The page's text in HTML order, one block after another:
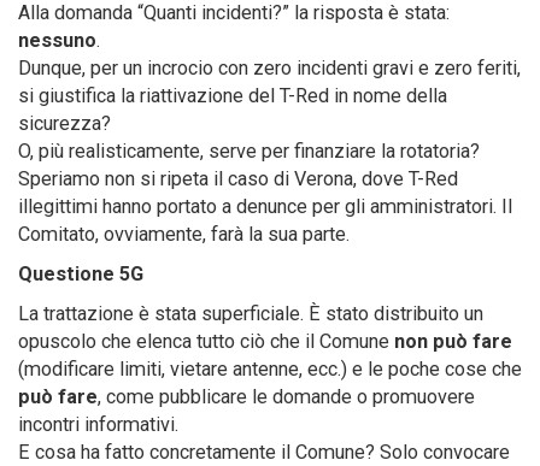
Alla domanda “Quanti incidenti?” la risposta è stata:
nessuno.
Dunque, per un incrocio con zero incidenti gravi e zero feriti,
si giustifica la riattivazione del T-Red in nome della
sicurezza?
O, più realisticamente, serve per finanziare la rotatoria?
Speriamo non si ripeta il caso di Verona, dove T-Red
illegittimi hanno portato a denunce per gli amministratori. Il
Comitato, ovviamente, farà la sua parte.
Questione 5G
La trattazione è stata superficiale. È stato distribuito un
opuscolo che elenca tutto ciò che il Comune non può fare
(modificare limiti, vietare antenne, ecc.) e le poche cose che
può fare, come pubblicare le domande o promuovere
incontri informativi.
E cosa ha fatto concretamente il Comune? Solo convocare